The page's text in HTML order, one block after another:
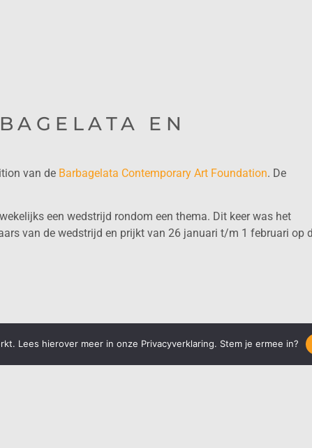
EN
van de Barbagelata Contemporary Art Foundation. De
een wedstrijd rondom een thema. Dit keer was het
van de wedstrijd en prijkt van 26 januari t/m 1 februari op
BRUISENDE EXPOSITIE
Lees hierover meer in onze Privacyverklaring. Stem je ermee in?